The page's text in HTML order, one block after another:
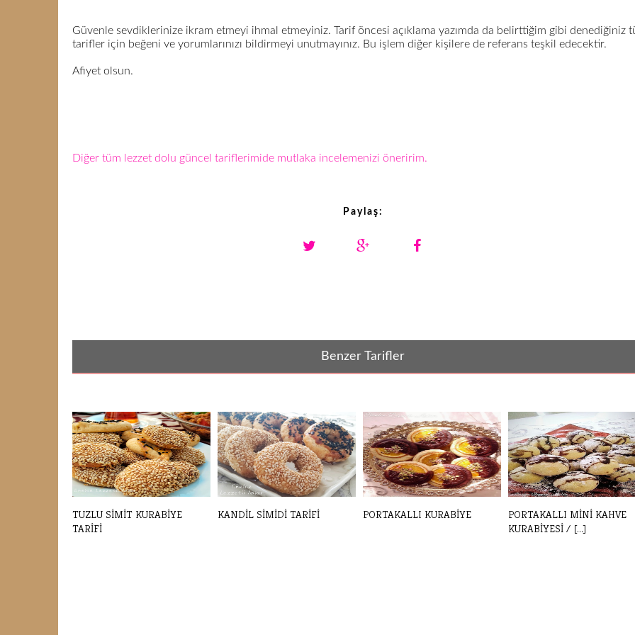
Güvenle sevdiklerinize ikram etmeyi ihmal etmeyiniz. Tarif öncesi açıklama yazımda da belirttiğim gibi denediğiniz
tarifler için beğeni ve yorumlarınızı bildirmeyi unutmayınız. Bu işlem diğer kişilere de referans teşkil edecektir.
Afiyet olsun.
Diğer tüm lezzet dolu güncel tariflerimide mutlaka incelemenizi öneririm.
Paylaş:
Benzer Tarifler
TUZLU SİMİT KURABİYE
TARİFİ
KANDİL SİMİDİ TARİFİ PORTAKALLI KURABİYE
PORTAKALLI MİNİ KAHVE
KURABİYESİ / [...]